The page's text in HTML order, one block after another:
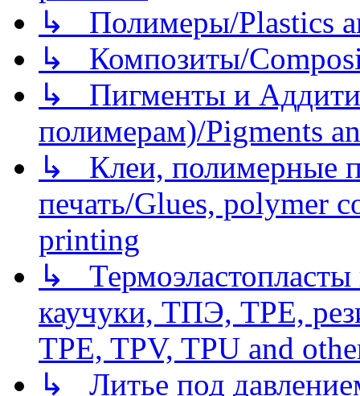
↳ Полимеры/Plastics
↳ Композиты/
↳ Пигменты и
полимерам)/Pigments
↳ Клеи, полимерные
печать/Glues, polymer
printing
↳
каучуки, ТПЭ, TPE,
TPE, TPV, TPU and
↳ Литье под